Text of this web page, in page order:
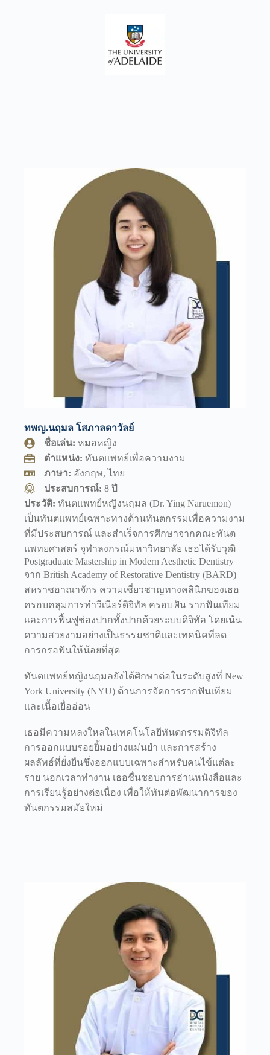
ทพญ.นฤมล โสภาลดาวัลย์
ชื่อเล่น: หมอหญิง
ตำแหน่ง:ทันตแพทย์เพื่อความงาม
ภาษา: อังกฤษ, ไทย
ประสบการณ์:8 ปี
ประวัติ: ทันตแพทย์หญิงนฤมล (Dr. Ying Naruemon)
เป็นทันตแพทย์เฉพาะทางด้านทันตกรรมเพื่อความงาม
ที่มีประสบการณ์ และสำเร็จการศึกษาจากคณะทันต
แพทยศาสตร์ จุฬาลงกรณ์มหาวิทยาลัย เธอได้รับวุฒิ
Postgraduate Mastership in Modern Aesthetic Dentistry
จาก British Academy of Restorative Dentistry (BARD)
สหราชอาณาจักร ความเชี่ยวชาญทางคลินิกของเธอ
ครอบคลุมการทำวีเนียร์ดิจิทัล ครอบฟัน รากฟันเทียม
และการฟื้นฟูช่องปากทั้งปากด้วยระบบดิจิทัล โดยเน้น
ความสวยงามอย่างเป็นธรรมชาติและเทคนิคที่ลด
การกรอฟันให้น้อยที่สุด
ทันตแพทย์หญิงนฤมลยังได้ศึกษาต่อในระดับสูงที่ New
York University (NYU) ด้านการจัดการรากฟันเทียม
และเนื้อเยื่ออ่อน
เธอมีความหลงใหลในเทคโนโลยีทันตกรรมดิจิทัล
การออกแบบรอยยิ้มอย่างแม่นยำ และการสร้าง
ผลลัพธ์ที่ยั่งยืนซึ่งออกแบบเฉพาะสำหรับคนไข้แต่ละ
ราย นอกเวลาทำงาน เธอชื่นชอบการอ่านหนังสือและ
การเรียนรู้อย่างต่อเนื่อง เพื่อให้ทันต่อพัฒนาการของ
ทันตกรรมสมัยใหม่